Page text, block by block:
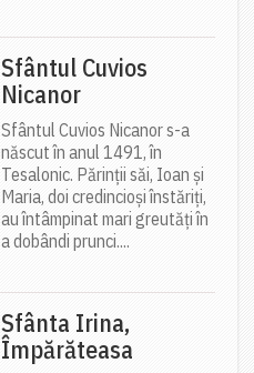
Sfântul Cuvios
Nicanor
Sfântul Cuvios Nicanor s-a
născut în anul 1491, în
Tesalonic. Părinții săi, Ioan și
Maria, doi credincioși înstăriți,
au întâmpinat mari greutăți în
a dobândi prunci....
Sfânta Irina,
Împărăteasa